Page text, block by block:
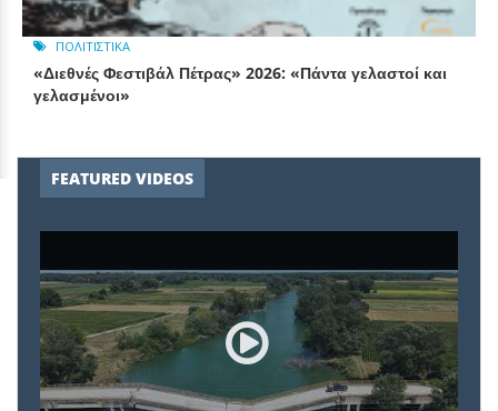
ΠΟΛΙΤΙΣΤΙΚΆ
«Διεθνές Φεστιβάλ Πέτρας» 2026: «Πάντα γελαστοί και
γελασμένοι»
FEATURED VIDEOS